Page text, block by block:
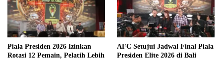
Piala Presiden 2026 Izinkan
Rotasi 12 Pemain, Pelatih Lebih
AFC Setujui Jadwal Final Piala
Presiden Elite 2026 di Bali